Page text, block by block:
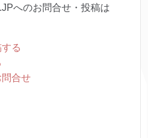
へのお問合せ・投稿は
る
合せ